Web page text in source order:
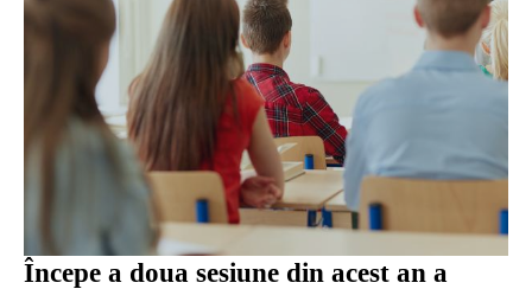
Începe a doua sesiune din acest an a